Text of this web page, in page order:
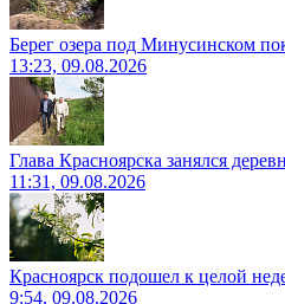
Берег озера под Минусинском
13:23, 09.08.2026
Глава Красноярска занялся
11:31, 09.08.2026
Красноярск подошел к целой
9:54, 09.08.2026